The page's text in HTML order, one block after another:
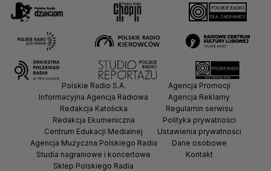
Polskie Radio S.A.
Informacyjna Agencja Radiowa
Redakcja Katolicka
Redakcja Ekumeniczna
Centrum Edukacji Medialnej
Agencja Muzyczna Polskiego Radia
Studia nagraniowe i koncertowe
Sklep Polskiego Radia
Agencja Promocji
Agencja Reklamy
Regulamin serwisu
Polityka prywatności
Ustawienia prywatności
Dane osobowe
Kontakt